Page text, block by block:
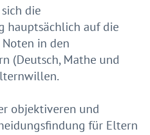
die
hauptsächlich auf die
in den
(Deutsch, Mathe und
objektiveren und
für Eltern